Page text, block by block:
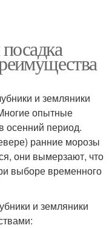
и земляники
опытные
осенний период.
ранние морозы
они вымерзают, что
выборе временного
и земляники